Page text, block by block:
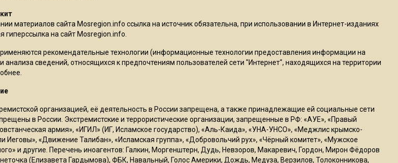
Подмосковье 21 июля
как МРОТ влияет на
будущие пенсии
17:12
материалов сайта Mosregion.info ссылка на источник обязательна, при использовании в Интернет-изданиях
гиперссылка на сайт Mosregion.info.
рекомендательные технологии (информационные технологии предоставления информации на
анализа сведений, относящихся к предпочтениям пользователей сети "Интернет", находящихся на территории
организацией, её деятельность в России запрещена, а также принадлежащие ей социальные сети
в России. Экстремистские и террористические организации, запрещенные в РФ: «АУЕ», «Правый
армия», «ИГИЛ» (ИГ, Исламское государство), «Аль-Каида», «УНА-УНСО», «Меджлис крымско-
Иеговы», «Движение Талибан», «Исламская группа», «Добровольчий рух», «Чёрный комитет», «Мужское
и другие. Перечень иноагентов: Галкин, Моргенштерн, Дудь, Невзоров, Макаревич, Гордон, Мирон Фёдоров
(Елизавета Гардымова), ФБК, Навальный, Голос Америки, Дождь, Медуза, Верзилов, Толоконникова,